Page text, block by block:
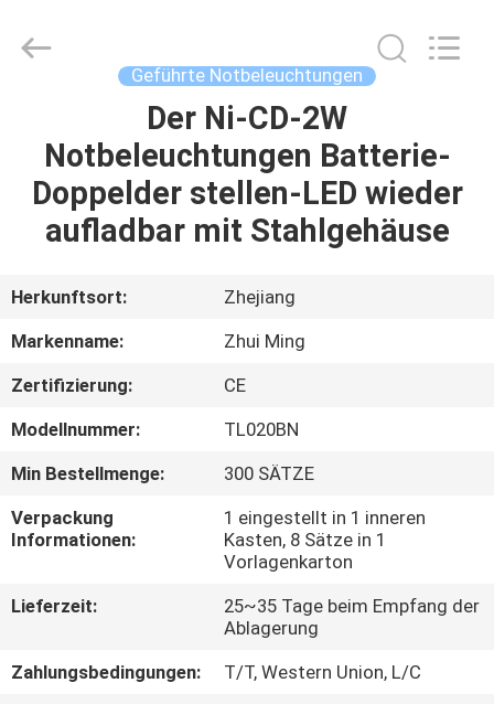
PRODUKTE
UNS
AUSFLUG
QUALITÄTSKONTROLLE
TRETEN
MIT
UNS
Co.,Ltd.
Geführte Notbeleuchtungen
Der Ni-CD-2W
Notbeleuchtungen Batterie-
Doppelder stellen-LED wieder
aufladbar mit Stahlgehäuse
Herkunftsort:
Zhejiang
Markenname:
Zhui Ming
Zertifizierung:
CE
Modellnummer:
TL020BN
Min Bestellmenge:
300 SÄTZE
Verpackung
Informationen:
1 eingestellt in 1 inneren
Kasten, 8 Sätze in 1
Vorlagenkarton
Lieferzeit:
25~35 Tage beim Empfang der
Ablagerung
Zahlungsbedingungen:
T/T, Western Union, L/C